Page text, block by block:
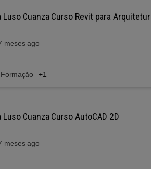
Luso Cuanza Curso Revit para
meses ago
+1
Cuanza Curso AutoCAD 2D
meses ago